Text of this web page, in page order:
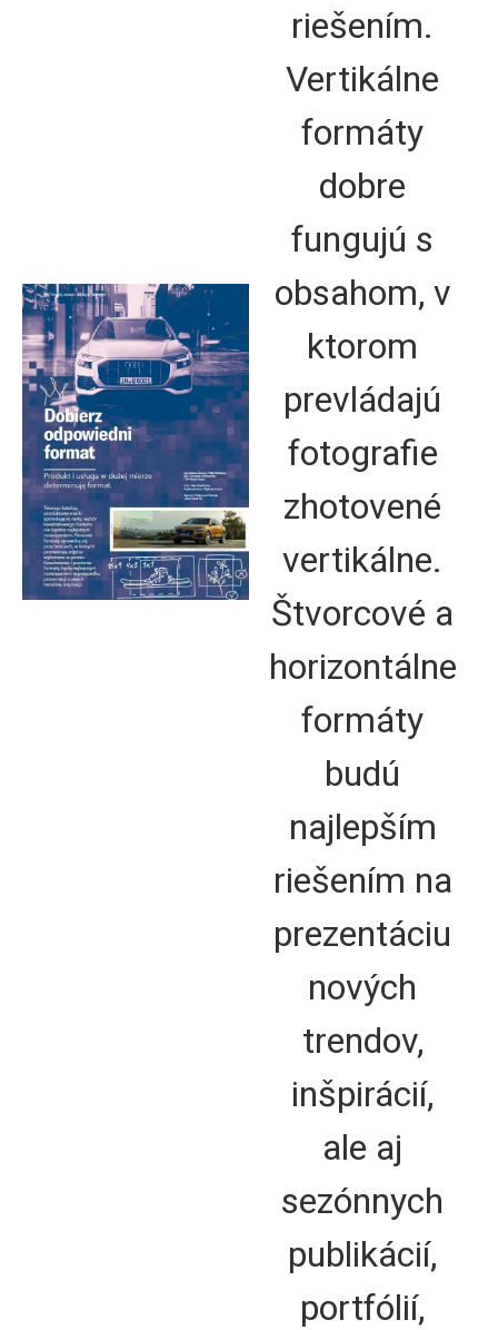
riešením.
Vertikálne
formáty
dobre
fungujú s
obsahom, v
ktorom
prevládajú
fotografie
zhotovené
vertikálne.
Štvorcové a
horizontálne
formáty
budú
najlepším
riešením na
prezentáciu
nových
trendov,
inšpirácií,
ale aj
sezónnych
publikácií,
portfólií,